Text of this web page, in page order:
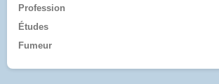
Profession
Études
Fumeur